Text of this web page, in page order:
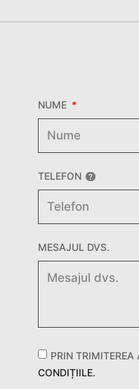
NUME
TELEFON
MESAJUL DVS.
PRIN
CONDIȚIILE.